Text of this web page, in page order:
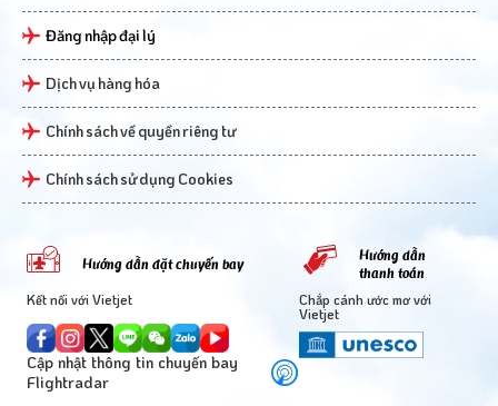
Đăng nhập đại lý
Dịch vụ hàng hóa
Chính sách về quyền riêng tư
Chính sách sử dụng Cookies
Hướng dẫn đặt chuyến bay
Hướng dẫn
thanh toán
Kết nối với Vietjet
Cập nhật thông tin chuyến bay
Flightradar
Chắp cánh ước mơ với
Vietjet